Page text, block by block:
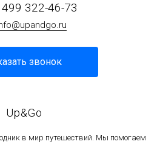
322-46-73
звонок
Up&Go
в мир путешествий. Мы помогаем